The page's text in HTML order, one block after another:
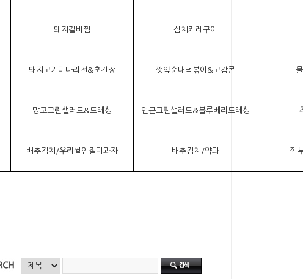
돼지갈비찜 삼치카레구이
돼지고기미나리전&초간장 깻잎순대떡볶이&고감콘
망고그린샐러드&드레싱 연근그린샐러드&블루베리드레싱
배추김치/우리쌀인절미과자 배추김치/약과 깍